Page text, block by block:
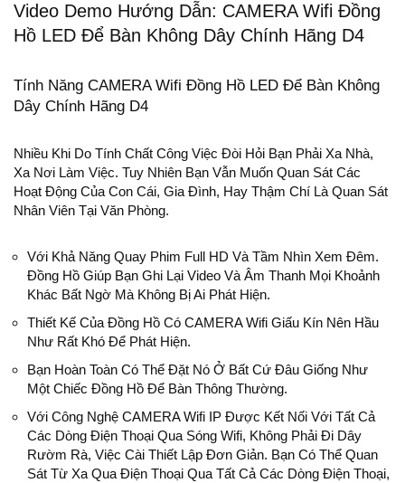
Video Demo Hướng Dẫn: CAMERA Wifi Đồng
Hồ LED Để Bàn Không Dây Chính Hãng D4
Tính Năng CAMERA Wifi Đồng Hồ LED Để Bàn Không
Dây Chính Hãng D4
Nhiều Khi Do Tính Chất Công Việc Đòi Hỏi Bạn Phải Xa Nhà,
Xa Nơi Làm Việc. Tuy Nhiên Bạn Vẫn Muốn Quan Sát Các
Hoạt Động Của Con Cái, Gia Đình, Hay Thậm Chí Là Quan Sát
Nhân Viên Tại Văn Phòng.
Với Khả Năng Quay Phim Full HD Và Tầm Nhìn Xem Đêm.
Đồng Hồ Giúp Bạn Ghi Lại Video Và Âm Thanh Mọi Khoảnh
Khác Bất Ngờ Mà Không Bị Ai Phát Hiện.
Thiết Kế Của Đồng Hồ Có CAMERA Wifi Giấu Kín Nên Hầu
Như Rất Khó Để Phát Hiện.
Bạn Hoàn Toàn Có Thể Đặt Nó Ở Bất Cứ Đâu Giống Như
Một Chiếc Đồng Hồ Để Bàn Thông Thường.
Với Công Nghệ CAMERA Wifi IP Được Kết Nối Với Tất Cả
Các Dòng Điện Thoại Qua Sóng Wifi, Không Phải Đi Dây
Rườm Rà, Việc Cài Thiết Lập Đơn Giản. Bạn Có Thể Quan
Sát Từ Xa Qua Điện Thoại Qua Tất Cả Các Dòng Điện Thoại,